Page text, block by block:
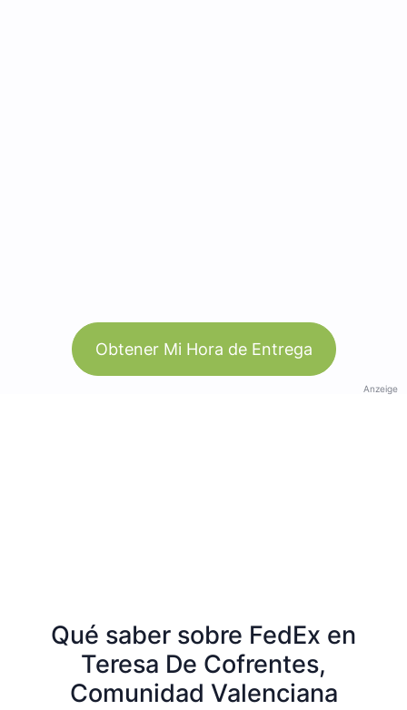
Obtener Mi Hora de Entrega
Anzeige
Qué saber sobre FedEx en
Teresa De Cofrentes,
Comunidad Valenciana